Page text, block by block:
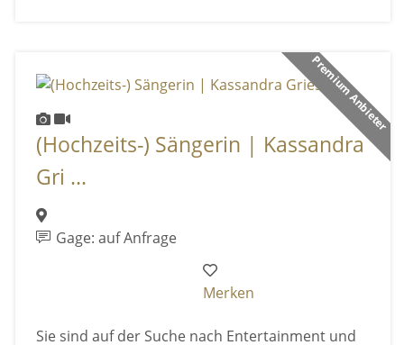
Premium Anbieter
(Hochzeits-) Sängerin | Kassandra
Gri ...
Gage: auf Anfrage
Merken
Sie sind auf der Suche nach Entertainment und